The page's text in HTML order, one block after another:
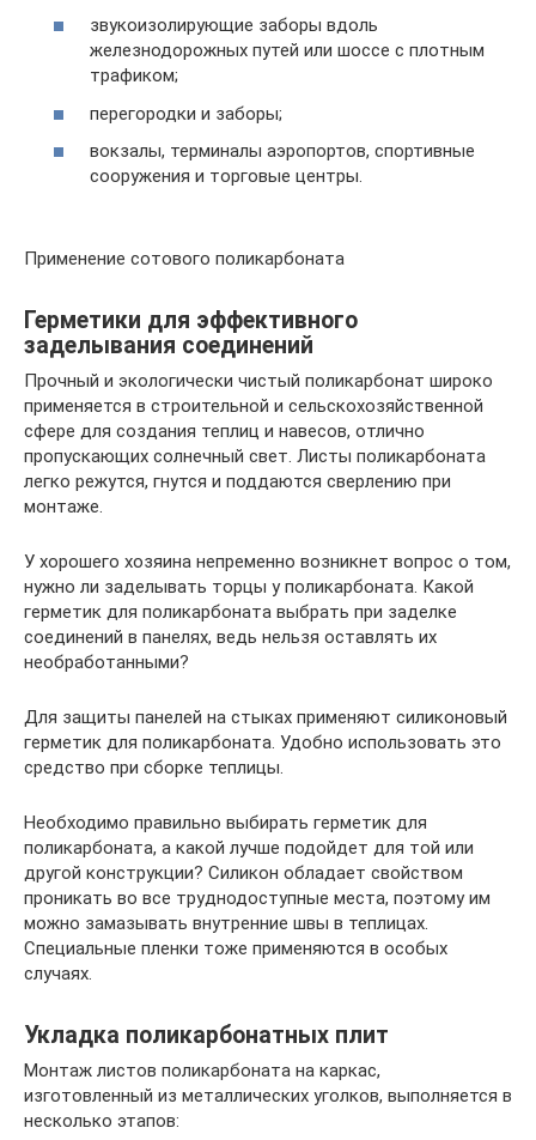
звукоизолирующие заборы вдоль
железнодорожных путей или шоссе с плотным
трафиком;
перегородки и заборы;
вокзалы, терминалы аэропортов, спортивные
сооружения и торговые центры.
Применение сотового поликарбоната
Герметики для эффективного
заделывания соединений
Прочный и экологически чистый поликарбонат широко
применяется в строительной и сельскохозяйственной
сфере для создания теплиц и навесов, отлично
пропускающих солнечный свет. Листы поликарбоната
легко режутся, гнутся и поддаются сверлению при
монтаже.
У хорошего хозяина непременно возникнет вопрос о том,
нужно ли заделывать торцы у поликарбоната. Какой
герметик для поликарбоната выбрать при заделке
соединений в панелях, ведь нельзя оставлять их
необработанными?
Для защиты панелей на стыках применяют силиконовый
герметик для поликарбоната. Удобно использовать это
средство при сборке теплицы.
Необходимо правильно выбирать герметик для
поликарбоната, а какой лучше подойдет для той или
другой конструкции? Силикон обладает свойством
проникать во все труднодоступные места, поэтому им
можно замазывать внутренние швы в теплицах.
Специальные пленки тоже применяются в особых
случаях.
Укладка поликарбонатных плит
Монтаж листов поликарбоната на каркас,
изготовленный из металлических уголков, выполняется в
несколько этапов: